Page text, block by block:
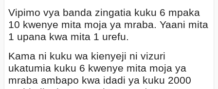
Vipimo vya banda zingatia kuku 6 mpaka
10 kwenye mita moja ya mraba. Yaani mita
1 upana kwa mita 1 urefu.
Kama ni kuku wa kienyeji ni vizuri
ukatumia kuku 6 kwenye mita moja ya
mraba ambapo kwa idadi ya kuku 2000